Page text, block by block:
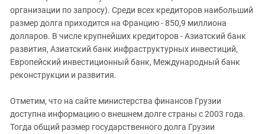
организации по запросу). Среди всех кредиторов наибольший
размер долга приходится на Францию - 850,9 миллиона
долларов. В числе крупнейших кредиторов - Азиатский банк
развития, Азиатский банк инфраструктурных инвестиций,
Европейский инвестиционный банк, Международный банк
реконструкции и развития.
Отметим, что на сайте министерства финансов Грузии
доступна информацию о внешнем долге страны с 2003 года.
Тогда общий размер государственного долга Грузии